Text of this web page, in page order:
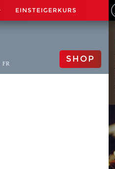
EINSTEIGERKURS
FR SHOP